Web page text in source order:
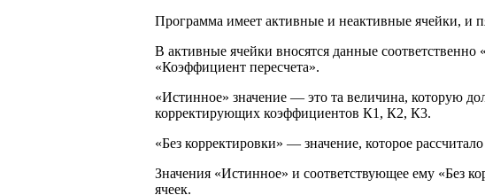
Программа имеет активные и неактивные ячейки, и
В активные ячейки вносятся данные
«Коэффициент пересчета».
«Истинное» значение — это та величина, которую
корректирующих коэффициентов К1, К2, К3.
«Без корректировки» — значение, которое
Значения «Истинное» и соответствующее ему «Без
ячеек.